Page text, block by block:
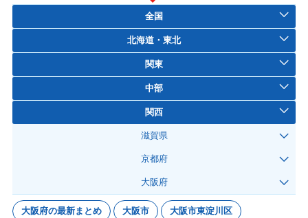
全国
北海道・東北
関東
中部
関西
滋賀県
京都府
大阪府
大阪府の最新まとめ 大阪市 大阪市東淀川区